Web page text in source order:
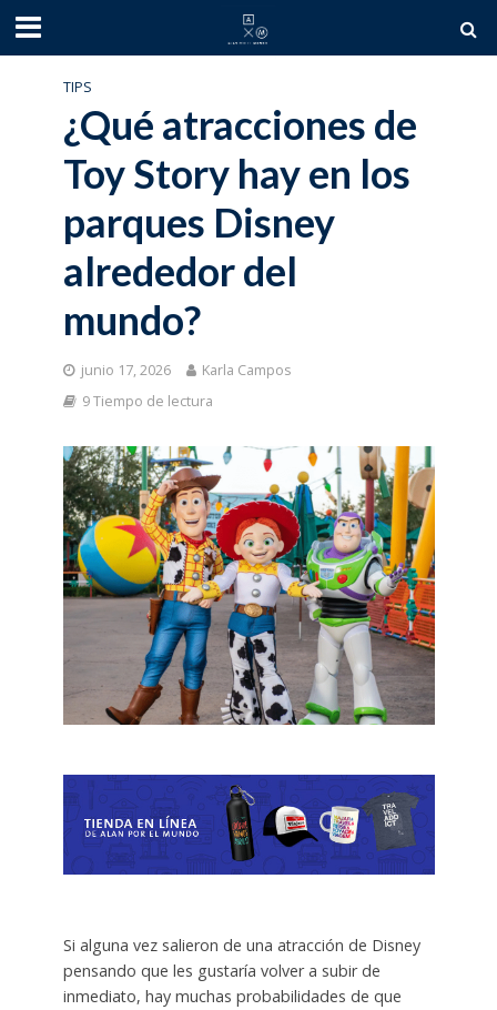
TIPS
¿Qué atracciones de
Toy Story hay en los
parques Disney
alrededor del
mundo?
junio 17, 2026
Karla Campos
9 Tiempo de lectura
Si alguna vez salieron de una atracción de Disney
pensando que les gustaría volver a subir de
inmediato, hay muchas probabilidades de que